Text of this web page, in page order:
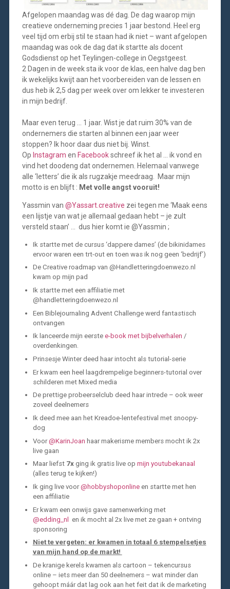
Afgelopen maandag was dé dag. De dag waarop mijn
creatieve onderneming precies 1 jaar bestond. Heel erg
veel tijd om erbij stil te staan had ik niet – want afgelopen
maandag was ook de dag dat ik startte als docent
Godsdienst op het Teylingen-college in Oegstgeest.
2 Dagen in de week sta ik voor de klas, een halve dag ben
ik wekelijks kwijt aan het voorbereiden van de lessen en
dus heb ik 2,5 dag per week over om lekker te investeren
in mijn bedrijf.
Maar even terug … 1 jaar. Wist je dat ruim 30% van de
ondernemers die starten al binnen een jaar weer
stoppen? Ik hoor daar dus niet bij. Winst.
Op Instagram en Facebookschreef ik het al … ik vond en
vind het doodeng dat ondernemen. Helemaal vanwege
alle ‘letters’ die ik als rugzakje meedraag. Maar mijn
motto is en blijft : Met volle angst vooruit!
Yassmin van @Yassart.creative zei tegen me ‘Maak eens
een lijstje van wat je allemaal gedaan hebt – je zult
versteld staan’ … dus hier komt ie @Yassmin ;
Ik startte met de cursus ‘dappere dames’ (de bikinidames
ervoor waren een trt-out en toen was ik nog geen ‘bedrijf’)
De Creative roadmap van @Handletteringdoenwezo.nl
kwam op mijn pad
Ik startte met een affiliatie met
@handletteringdoenwezo.nl
Een Biblejournaling Advent Challenge werd fantastisch
ontvangen
Ik lanceerde mijn eerste e-book met bijbelverhalen /
overdenkingen.
Prinsesje Winter deed haar intocht als tutorial-serie
Er kwam een heel laagdrempelige beginners-tutorial over
schilderen met Mixed media
De prettige probeerselclub deed haar intrede – ook weer
zoveel deelnemers
Ik deed mee aan het Kreadoe-lentefestival met snoopy-
dog
Voor@KarinJoan haar makerisme members mocht ik 2x
live gaan
Maar liefst 7xging ik gratis live op mijn youtubekanaal
(alles terug te kijken!)
Ik ging live voor@hobbyshoponline en startte met hen
een affiliatie
Er kwam een onwijs gave samenwerking met
@edding_nl en ik mocht al 2x live met ze gaan + ontving
sponsoring
Niet te vergeten: er kwamen in totaal 6 stempelsetjes
van mijn hand op de markt!
De kranige kerels kwamen als cartoon – tekencursus
online – iets meer dan 50 deelnemers – wat minder dan
gehoopt máár dat lag ook aan het feit dat ik de marketing